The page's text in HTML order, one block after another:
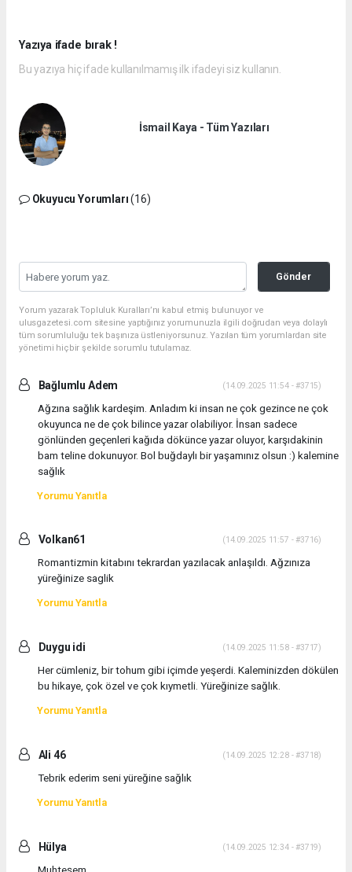
Yazıya ifade bırak !
Bu yazıya hiç ifade kullanılmamış ilk ifadeyi siz kullanın.
İsmail Kaya - Tüm Yazıları
Okuyucu Yorumları(16)
Gönder
Yorum yazarak Topluluk Kuralları’nı kabul etmiş bulunuyor ve
ulusgazetesi.com sitesine yaptığınız yorumunuzla ilgili doğrudan veya dolaylı
tüm sorumluluğu tek başınıza üstleniyorsunuz. Yazılan tüm yorumlardan site
yönetimi hiçbir şekilde sorumlu tutulamaz.
Bağlumlu Adem (14.09.2025 11:54 - #3715)
Ağzına sağlık kardeşim. Anladım ki insan ne çok gezince ne çok
okuyunca ne de çok bilince yazar olabiliyor. İnsan sadece
gönlünden geçenleri kağıda dökünce yazar oluyor, karşıdakinin
bam teline dokunuyor. Bol buğdaylı bir yaşamınız olsun :) kalemine
sağlık
Yorumu Yanıtla
Volkan61 (14.09.2025 11:57 - #3716)
Romantizmin kitabını tekrardan yazılacak anlaşıldı. Ağzınıza
yüreğinize saglik
Yorumu Yanıtla
Duygu idi (14.09.2025 11:58 - #3717)
Her cümleniz, bir tohum gibi içimde yeşerdi. Kaleminizden dökülen
bu hikaye, çok özel ve çok kıymetli. Yüreğinize sağlık.
Yorumu Yanıtla
Ali 46 (14.09.2025 12:28 - #3718)
Tebrik ederim seni yüreğine sağlık
Yorumu Yanıtla
Hülya (14.09.2025 12:34 - #3719)
Muhteşem..